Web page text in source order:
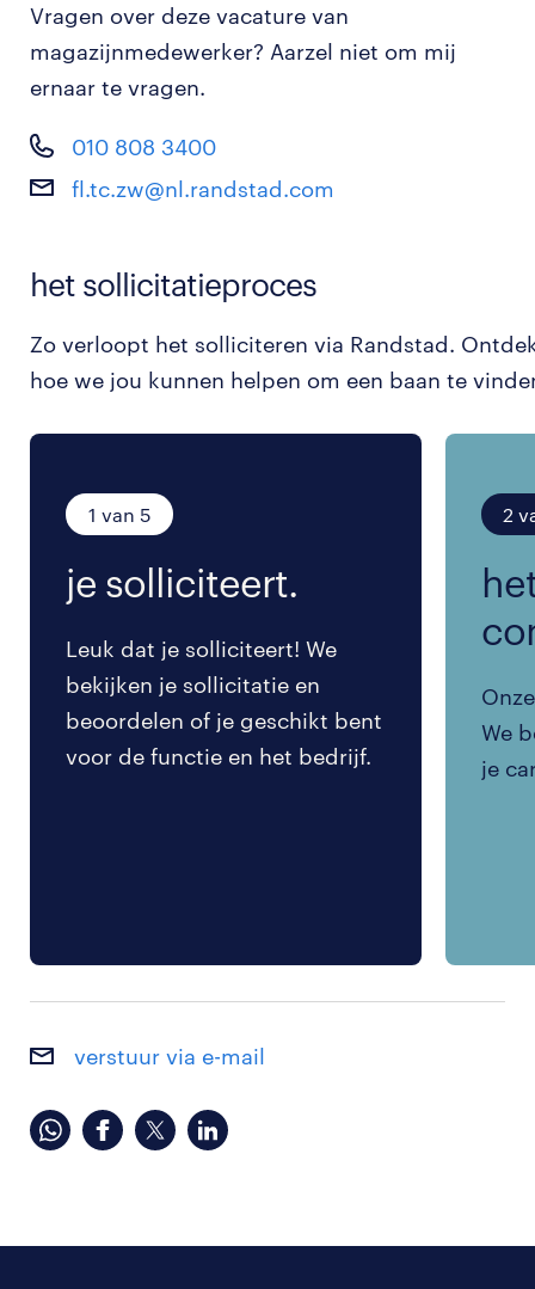
Vragen over deze vacature van
magazijnmedewerker? Aarzel niet om mij
ernaar te vragen.
010 808 3400
fl.tc.zw@nl.randstad.com
het sollicitatieproces
Zo verloopt het solliciteren via Randstad.
hoe we jou kunnen helpen om een baan te
1 van 5
je solliciteert.
Leuk dat je solliciteert! We
bekijken je sollicitatie en
beoordelen of je geschikt bent
voor de functie en het bedrijf.
2
We
je
verstuur via e-mail